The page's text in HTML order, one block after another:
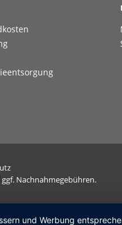
Nachnahmegebühren.
und Werbung